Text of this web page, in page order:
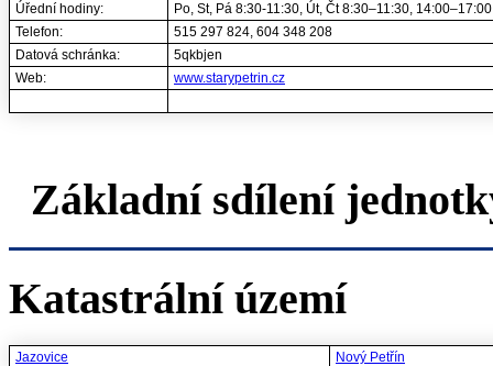
Úřední hodiny:
Po, St, Pá 8:30-11:30, Út, Čt 8:30–11:30, 14:00–17:00
Telefon:
515 297 824, 604 348 208
Datová schránka:
5qkbjen
Web:
www.starypetrin.cz
Základní sdílení
Katastrální území
Jazovice Nový Petřín